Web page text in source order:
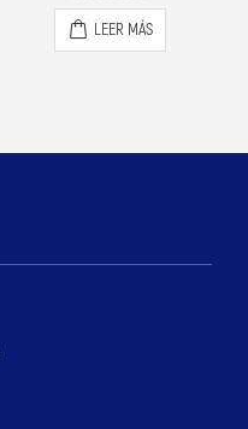
0out of 5
LEER MÁS